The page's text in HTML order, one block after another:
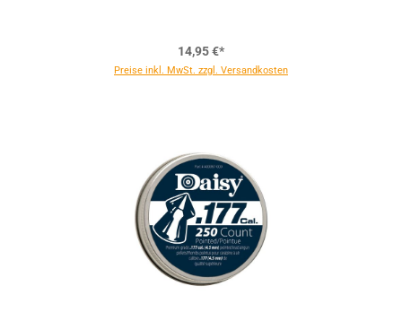
14,95 €*
Preise inkl. MwSt. zzgl. Versandkosten